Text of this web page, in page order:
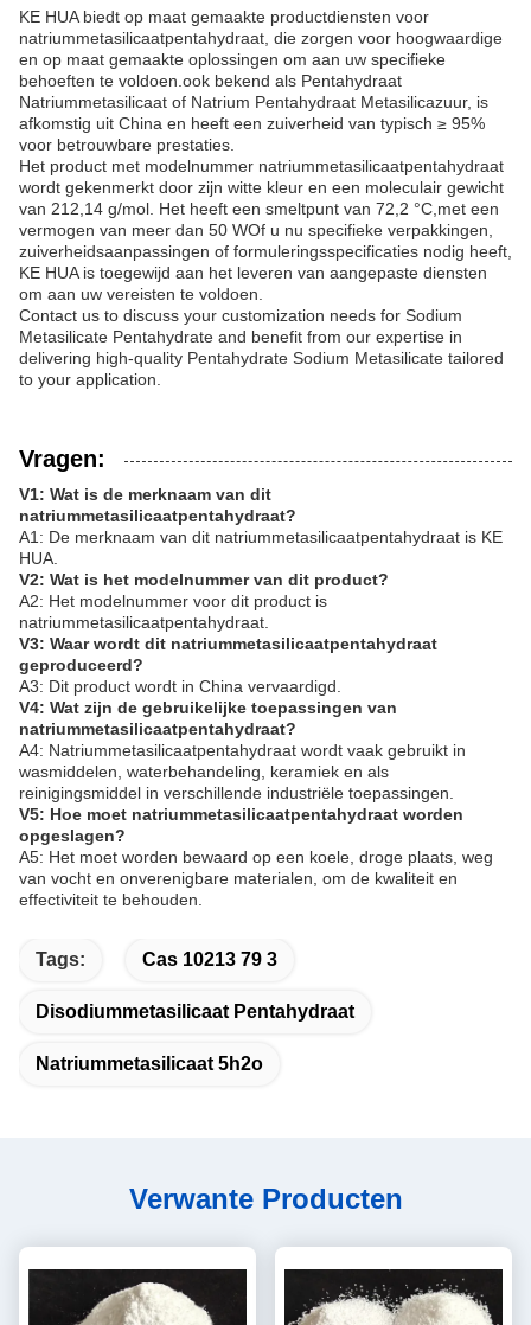
KE HUA biedt op maat gemaakte productdiensten voor
natriummetasilicaatpentahydraat, die zorgen voor hoogwaardige
en op maat gemaakte oplossingen om aan uw specifieke
behoeften te voldoen.ook bekend als Pentahydraat
Natriummetasilicaat of Natrium Pentahydraat Metasilicazuur, is
afkomstig uit China en heeft een zuiverheid van typisch ≥ 95%
voor betrouwbare prestaties.
Het product met modelnummer natriummetasilicaatpentahydraat
wordt gekenmerkt door zijn witte kleur en een moleculair gewicht
van 212,14 g/mol. Het heeft een smeltpunt van 72,2 °C,met een
vermogen van meer dan 50 WOf u nu specifieke verpakkingen,
zuiverheidsaanpassingen of formuleringsspecificaties nodig heeft,
KE HUA is toegewijd aan het leveren van aangepaste diensten
om aan uw vereisten te voldoen.
Contact us to discuss your customization needs for Sodium
Metasilicate Pentahydrate and benefit from our expertise in
delivering high-quality Pentahydrate Sodium Metasilicate tailored
to your application.
Vragen:
V1: Wat is de merknaam van dit
natriummetasilicaatpentahydraat?
A1: De merknaam van dit natriummetasilicaatpentahydraat is KE
HUA.
V2: Wat is het modelnummer van dit product?
A2: Het modelnummer voor dit product is
natriummetasilicaatpentahydraat.
V3: Waar wordt dit natriummetasilicaatpentahydraat
geproduceerd?
A3: Dit product wordt in China vervaardigd.
V4: Wat zijn de gebruikelijke toepassingen van
natriummetasilicaatpentahydraat?
A4: Natriummetasilicaatpentahydraat wordt vaak gebruikt in
wasmiddelen, waterbehandeling, keramiek en als
reinigingsmiddel in verschillende industriële toepassingen.
V5: Hoe moet natriummetasilicaatpentahydraat worden
opgeslagen?
A5: Het moet worden bewaard op een koele, droge plaats, weg
van vocht en onverenigbare materialen, om de kwaliteit en
effectiviteit te behouden.
Tags: Cas 10213 79 3
Disodiummetasilicaat Pentahydraat
Natriummetasilicaat 5h2o
Verwante Producten